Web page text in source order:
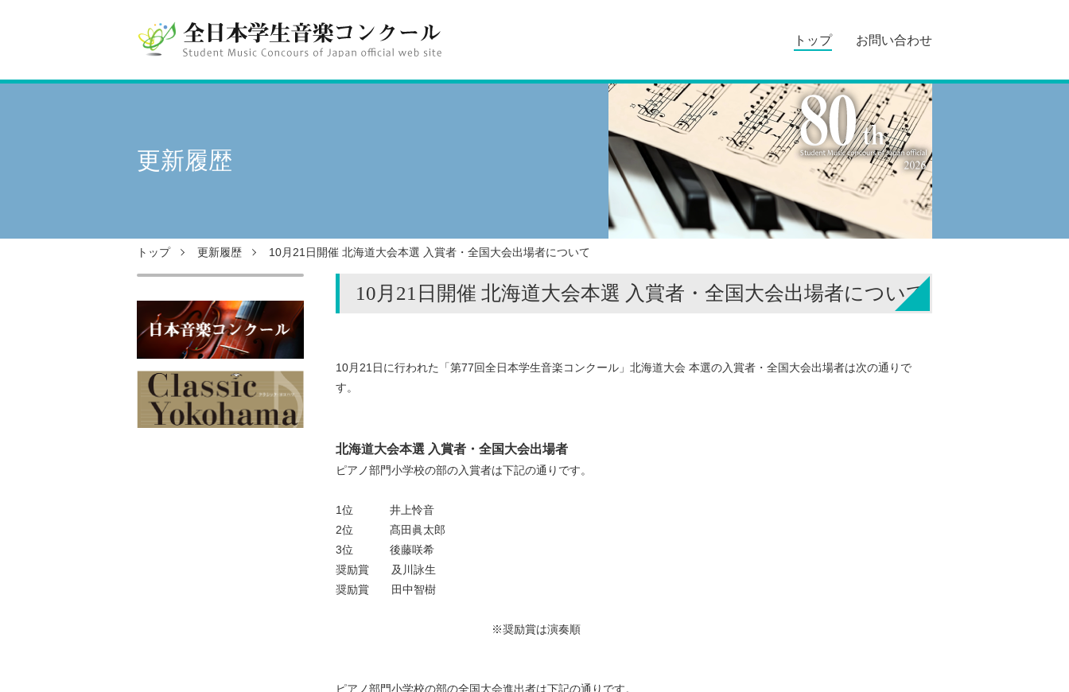
トップ お問い合わせ
更新履歴
トップ 更新履歴 10月21日開催 北海道大会本選 入賞者・全国大会出場者について
10月21日開催 北海道大会本選 入賞者・全国大会出場者について
10月21日に行われた「第77回全日本学生音楽コンクール」北海道大会 本選の入賞者・全国大会出場者は次の通りで
す。
北海道大会本選 入賞者・全国大会出場者
ピアノ部門小学校の部の入賞者は下記の通りです。
1位 井上怜音
2位 髙田眞太郎
3位 後藤咲希
奨励賞 及川詠生
奨励賞 田中智樹
※奨励賞は演奏順
ピアノ部門小学校の部の全国大会進出者は下記の通りです。